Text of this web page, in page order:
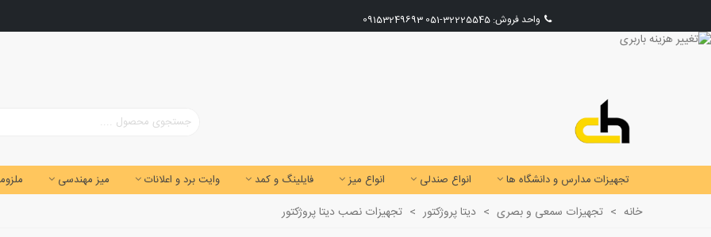
واحد فروش: 32225545-051
09153249693
تجهیزات مدارس و دانشگاه ها انواع صندلی انواع میز فایلینگ و کمد وایت برد و اعلانات میز مهندسی
خانه > تجهیزات سمعی و بصری > دیتا پروژکتور > تجهیزات نصب دیتا پروژکتور